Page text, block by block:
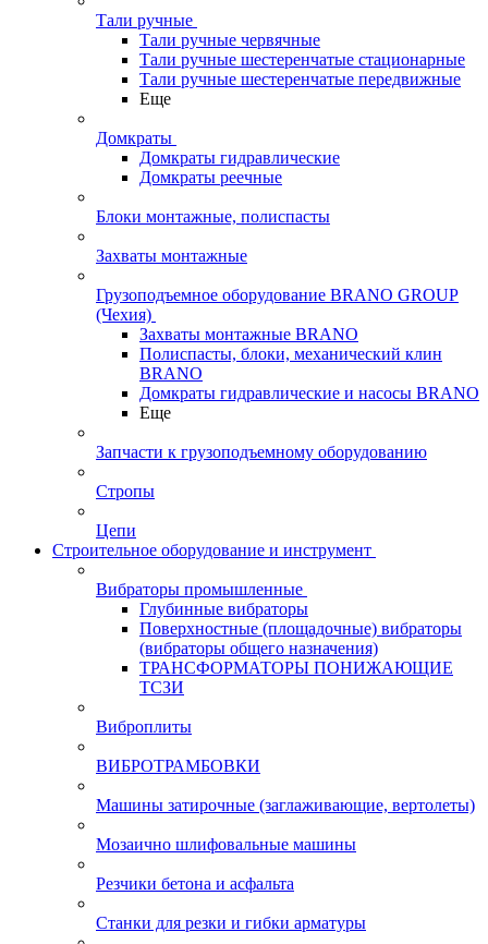
Тали ручные
Тали ручные червячные
Тали ручные шестеренчатые стационарные
Тали ручные шестеренчатые передвижные
Еще
Домкраты
Домкраты гидравлические
Домкраты реечные
Блоки монтажные, полиспасты
Захваты монтажные
Грузоподъемное оборудование BRANO GROUP
(Чехия)
Захваты монтажные BRANO
Полиспасты, блоки, механический клин
BRANO
Домкраты гидравлические и насосы BRANO
Еще
Запчасти к грузоподъемному оборудованию
Стропы
Цепи
Строительное оборудование и инструмент
Вибраторы промышленные
Глубинные вибраторы
Поверхностные (площадочные) вибраторы
(вибраторы общего назначения)
ТРАНСФОРМАТОРЫ ПОНИЖАЮЩИЕ
ТСЗИ
Виброплиты
ВИБРОТРАМБОВКИ
Машины затирочные (заглаживающие, вертолеты)
Мозаично шлифовальные машины
Резчики бетона и асфальта
Станки для резки и гибки арматуры